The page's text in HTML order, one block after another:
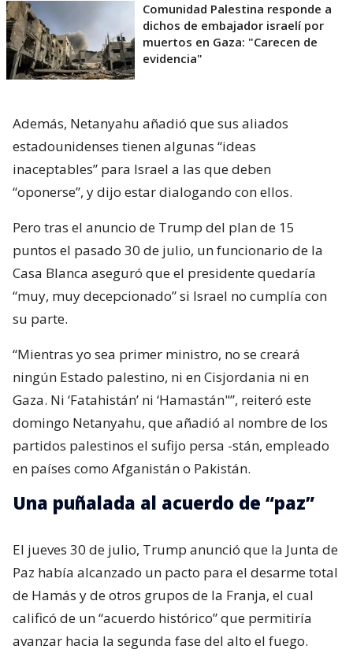
Comunidad Palestina responde a
dichos de embajador israelí por
muertos en Gaza: "Carecen de
evidencia"
Además, Netanyahu añadió que sus aliados
estadounidenses tienen algunas “ideas
inaceptables” para Israel a las que deben
“oponerse”, y dijo estar dialogando con ellos.
Pero tras el anuncio de Trump del plan de 15
puntos el pasado 30 de julio, un funcionario de la
Casa Blanca aseguró que el presidente quedaría
“muy, muy decepcionado” si Israel no cumplía con
su parte.
“Mientras yo sea primer ministro, no se creará
ningún Estado palestino, ni en Cisjordania ni en
Gaza. Ni ‘Fatahistán’ ni ‘Hamastán"”, reiteró este
domingo Netanyahu, que añadió al nombre de los
partidos palestinos el sufijo persa -stán, empleado
en países como Afganistán o Pakistán.
Una puñalada al acuerdo de “paz”
El jueves 30 de julio, Trump anunció que la Junta de
Paz había alcanzado un pacto para el desarme total
de Hamás y de otros grupos de la Franja, el cual
calificó de un “acuerdo histórico” que permitiría
avanzar hacia la segunda fase del alto el fuego.